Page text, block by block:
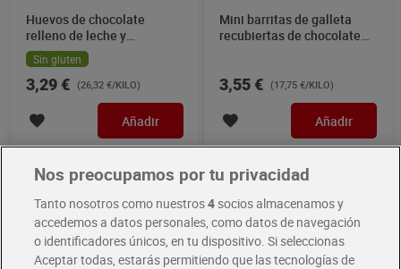
Huevos de chocolate
relleno de leche y
avellanas Kinder 125 g
Sin gluten
3,29 € (26,32 €/KILO)
Añadir
Mini barritas de galleta
recubiertas de chocolate
3,55 € (17,75 €/KILO)
Añadir
Nos preocupamos por tu privacidad
Tanto nosotros como nuestros4socios almacenamos y
accedemos a datos personales, como datos de navegación
o identificadores únicos, en tu dispositivo. Si seleccionas
Aceptar todas, estarás permitiendo que las tecnologías de